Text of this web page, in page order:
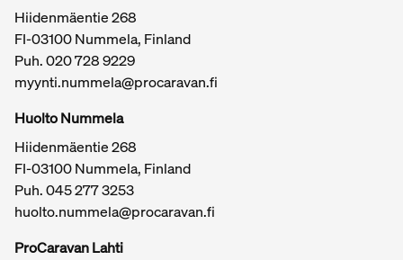
Tärkeitä linkkejä / sivukartta
Hiidenmäentie 268
FI-03100 Nummela, Finland
Puh.020 728 9229
myynti.nummela@procaravan.fi
Huolto Nummela
Hiidenmäentie 268
FI-03100 Nummela, Finland
Puh. 045 277 3253
huolto.nummela@procaravan.fi
ProCaravan Lahti